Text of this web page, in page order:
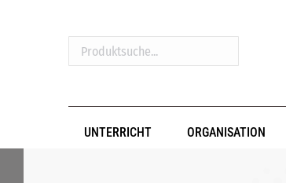
Produktsuche...
UNTERRICHT ORGANISATION